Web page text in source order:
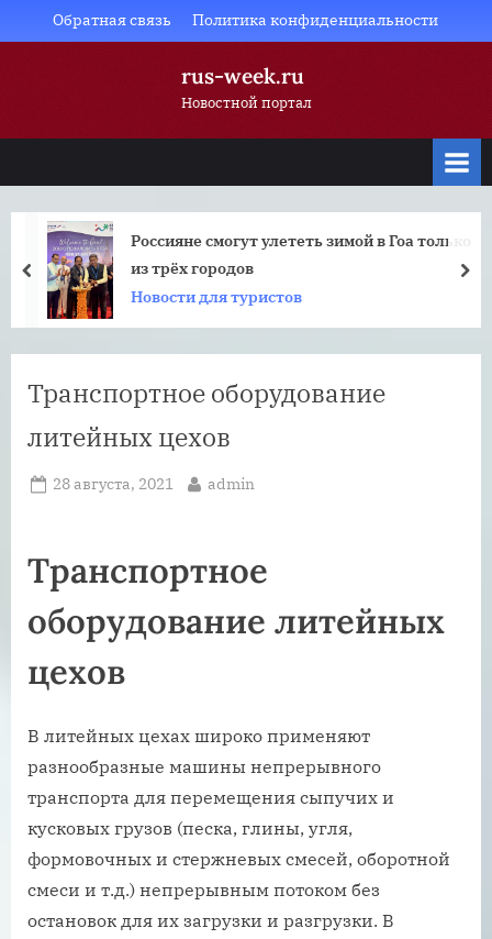
to
Обратная связь Политика конфиденциальности
rus-week.ru
Новостной портал
Россияне смогут улететь зимой в Гоа только
из трёх городов
Новости для туристов
prev
Транспортное оборудование
литейных цехов
Posted
28 августа, 2021 By
admin
Транспортное
оборудование литейных
цехов
В литейных цехах широко применяют
разнообразные машины непрерывного
транспорта для перемещения сыпучих и
кусковых грузов (песка, глины, угля,
формовочных и стержневых смесей, оборотной
смеси и т.д.) непрерывным потоком без
остановок для их загрузки и разгрузки. В